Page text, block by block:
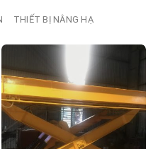
THIẾT BỊ NÂNG HẠ